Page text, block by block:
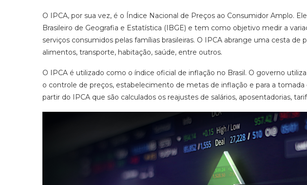
O IPCA, por sua vez, é o Índice Nacional de Preços ao Consumidor Amplo.
Brasileiro de Geografia e Estatística (IBGE) e tem como objetivo medir a
serviços consumidos pelas famílias brasileiras. O IPCA abrange uma cesta de
alimentos, transporte, habitação, saúde, entre outros.
O IPCA é utilizado como o índice oficial de inflação no Brasil. O governo
o controle de preços, estabelecimento de metas de inflação e para a tomada
partir do IPCA que são calculados os reajustes de salários, aposentadorias,